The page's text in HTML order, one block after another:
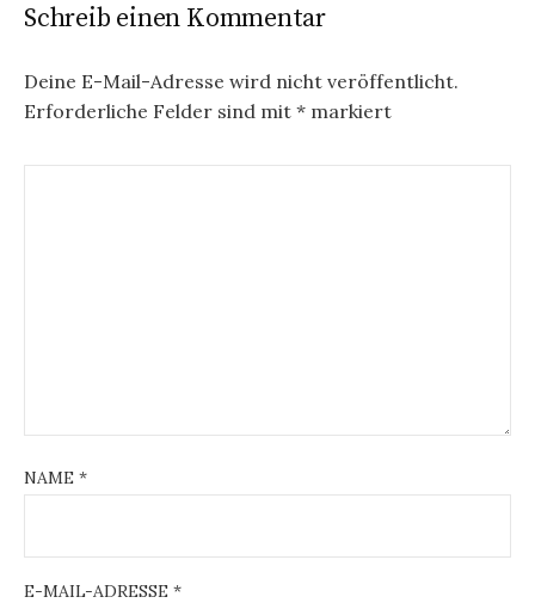
Schreib einen Kommentar
Deine E-Mail-Adresse wird nicht veröffentlicht.
Erforderliche Felder sind mit * markiert
NAME *
E-MAIL-ADRESSE *